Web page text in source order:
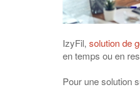
IzyFil, solution de
en temps ou en
Pour une solution